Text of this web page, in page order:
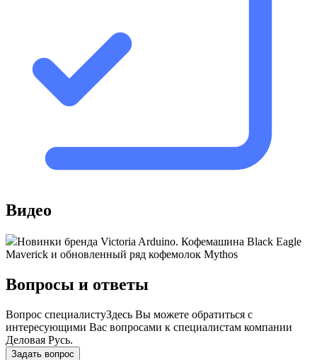
Видео
Новинки бренда Victoria Arduino. Кофемашина Black Eagle
Maverick и обновленный ряд кофемолок Mythos
Вопросы и ответы
Вопрос специалистуЗдесь Вы можете обратиться с
интересующими Вас вопросами к специалистам компании
Деловая Русь.
Задать вопрос